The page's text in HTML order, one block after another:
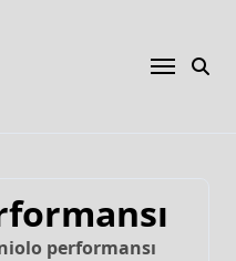
performansı